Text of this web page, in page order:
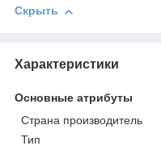
Скрыть
Характеристики
Основные атрибуты
Страна производитель
Тип